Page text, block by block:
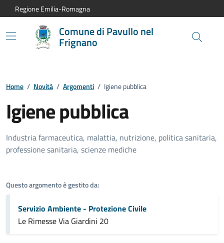
Vai al contenuto principale
Vai alla navigazione del sito
Vai al piede di pagina
Regione Emilia-Romagna
Comune di Pavullo nel
Frignano
Home / Novità / Argomenti / Igiene pubblica
Igiene pubblica
Industria farmaceutica, malattia, nutrizione, politica sanitaria,
professione sanitaria, scienze mediche
Questo argomento è gestito da:
Servizio Ambiente - Protezione Civile
Le Rimesse Via Giardini 20